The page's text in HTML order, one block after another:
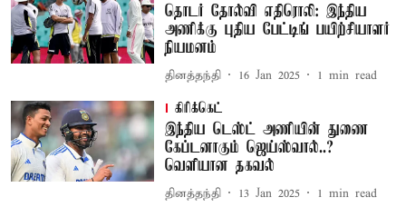
தொடர் தோல்வி எதிரொலி: இந்திய
அணிக்கு புதிய பேட்டிங் பயிற்சியாளர்
நியமனம்
தினத்தந்தி 16 Jan 2025 1 min read
கிரிக்கெட்
இந்திய டெஸ்ட் அணியின் துணை
கேப்டனாகும் ஜெய்ஸ்வால்..?
வெளியான தகவல்
தினத்தந்தி 13 Jan 2025 1 min read